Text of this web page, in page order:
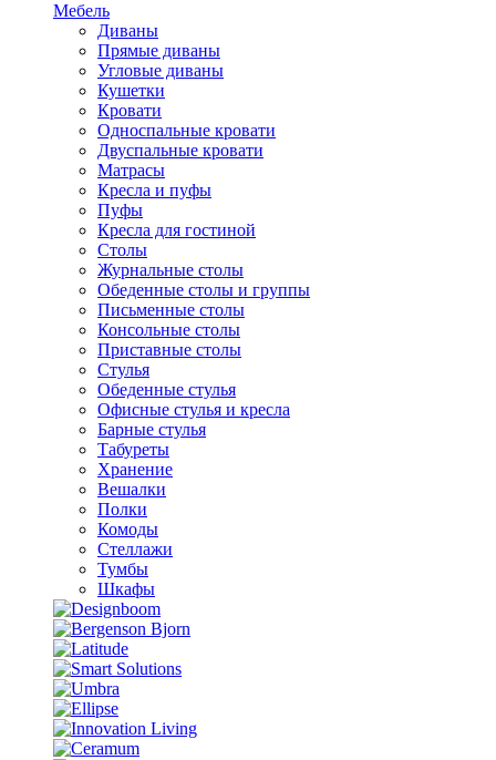
Мебель
Диваны
Прямые диваны
Угловые диваны
Кушетки
Кровати
Односпальные кровати
Двуспальные кровати
Матрасы
Кресла и пуфы
Пуфы
Кресла для гостиной
Столы
Журнальные столы
Обеденные столы и группы
Письменные столы
Консольные столы
Приставные столы
Стулья
Обеденные стулья
Офисные стулья и кресла
Барные стулья
Табуреты
Хранение
Вешалки
Полки
Комоды
Стеллажи
Тумбы
Шкафы